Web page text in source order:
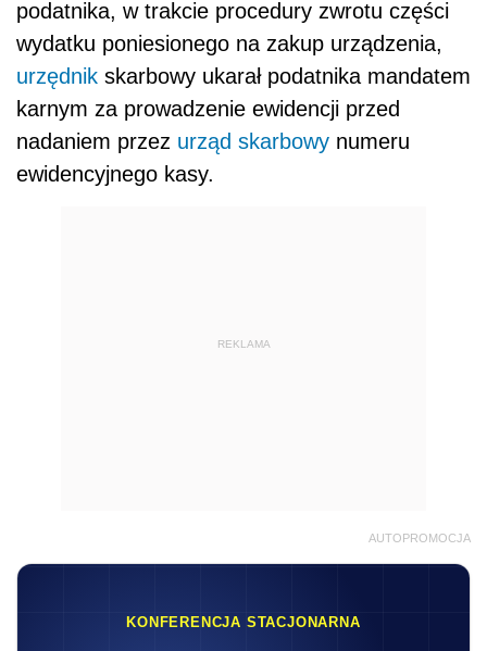
podatnika, w trakcie procedury zwrotu części
wydatku poniesionego na zakup urządzenia,
urzędnik skarbowy ukarał podatnika mandatem
karnym za prowadzenie ewidencji przed
nadaniem przez urząd skarbowy numeru
ewidencyjnego kasy.
REKLAMA
AUTOPROMOCJA
KONFERENCJA STACJONARNA